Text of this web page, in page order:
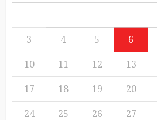
3
4 5 6
10
11 12 13
17
18 19 20
24
25 26 27